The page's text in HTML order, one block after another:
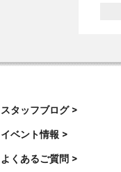
スタッフブログ >
イベント情報 >
よくあるご質問 >